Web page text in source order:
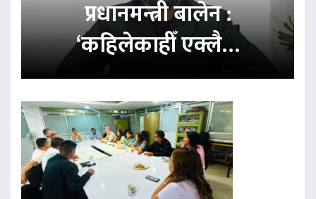
प्रधानमन्त्री बालेन :
‘कहिलेकाहीँ एक्लै…